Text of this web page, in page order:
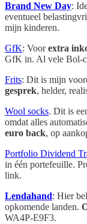
Brand New Day:
eventueel
mijn kinderen.
GfK: Voorextra
GfK in. Al vele Bol-
Frits: Dit is mijn
gesprek, helder,
Wool socks. Dit is
omdat alles
euro back, op
Portfolio Dividend
in één portefeuille.
link.
Lendahand: Hier
opkomende landen.
WA4P-E9F3.